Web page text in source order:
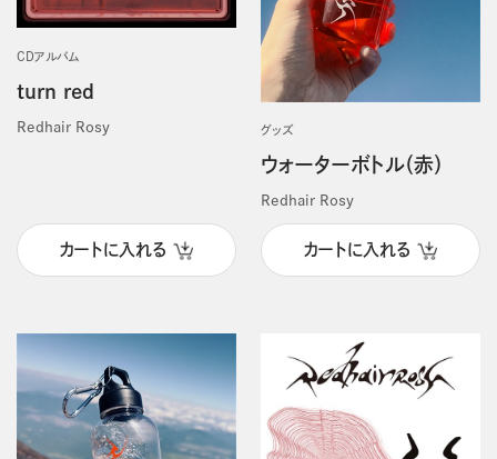
CDアルバム
turn red
Redhair Rosy
カートに入れる
グッズ
ウォーターボトル（赤）
Redhair Rosy
カートに入れる